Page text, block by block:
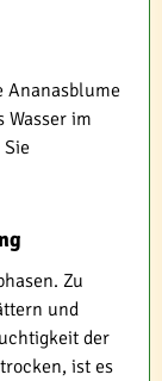
Ananasblume
Wasser im
Zu
und
der
ist es